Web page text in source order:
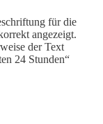
für die
angezeigt.
der Text
24 Stunden“